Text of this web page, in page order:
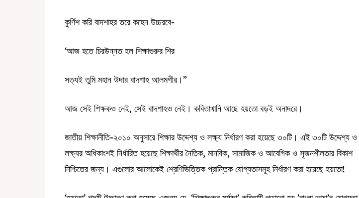
কুর্ণিশ করি বাদশাহর তরে কহেন উচ্চরবে-
‘আজ হতে চিরউন্নত হল শিক্ষাগুরুর শির
সত্যই তুমি মহান উদার বাদশাহ আলমগীর।”
আজ সেই শিক্ষকও নেই, সেই বাদশাহও নেই। কবিতাখানি আছে হয়তো বড়ই অনাদরে।
জাতীয় শিক্ষানীতি-২০১০ অনুসারে শিক্ষার উদ্দেশ্য ও লক্ষ্য নির্ধারণ করা হয়েছে ৩০টি। এই ৩০টি উদ্দেশ্য ও
লক্ষ্যর অধিকাংশই নির্ধারিত হয়েছে শিক্ষার্থীর নৈতিক, মানবিক, সামাজিক ও আবেগিক ও সৃজনশীলতার বিকাশ
নিশ্চিতের জন্য। এগুলোর আলোকেই শ্রেণিভিত্তিক প্রান্তিক যোগ্যতাসমূহ নির্ধারণ করা হয়েছে হয়তো!